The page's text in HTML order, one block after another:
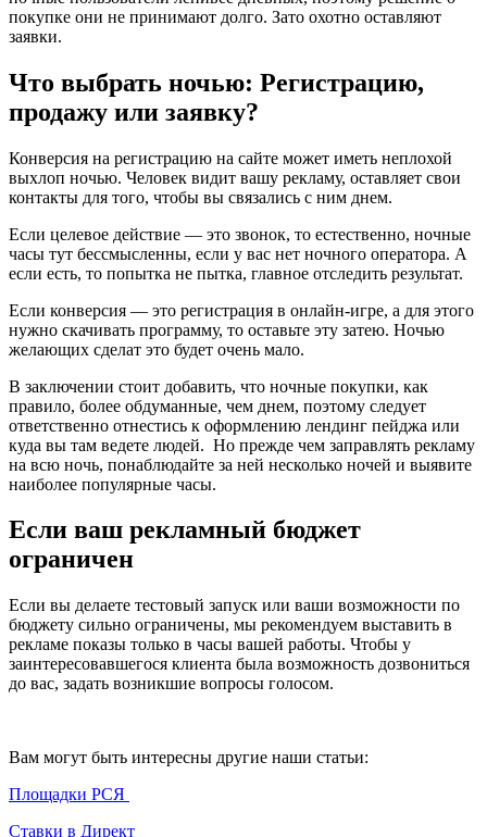
покупке они не принимают долго. Зато охотно оставляют
заявки.
Что выбрать ночью: Регистрацию,
продажу или заявку?
Конверсия на регистрацию на сайте может иметь неплохой
выхлоп ночью. Человек видит вашу рекламу, оставляет свои
контакты для того, чтобы вы связались с ним днем.
Если целевое действие — это звонок, то естественно, ночные
часы тут бессмысленны, если у вас нет ночного оператора. А
если есть, то попытка не пытка, главное отследить результат.
Если конверсия — это регистрация в онлайн-игре, а для этого
нужно скачивать программу, то оставьте эту затею. Ночью
желающих сделат это будет очень мало.
В заключении стоит добавить, что ночные покупки, как
правило, более обдуманные, чем днем, поэтому следует
ответственно отнестись к оформлению лендинг пейджа или
куда вы там ведете людей. Но прежде чем заправлять рекламу
на всю ночь, понаблюдайте за ней несколько ночей и выявите
наиболее популярные часы.
Если ваш рекламный бюджет
ограничен
Если вы делаете тестовый запуск или ваши возможности по
бюджету сильно ограничены, мы рекомендуем выставить в
рекламе показы только в часы вашей работы. Чтобы у
заинтересовавшегося клиента была возможность дозвониться
до вас, задать возникшие вопросы голосом.
Вам могут быть интересны другие наши статьи:
Площадки РСЯ
Ставки в Директ